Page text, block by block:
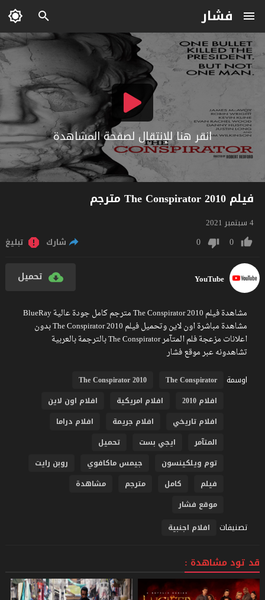
فشار
انقر هنا للإنتقال لصفحة المشاهدة
فيلم The Conspirator 2010 مترجم
4 سبتمبر 2021
0
0 شارك تبليغ
YouTube تحميل
مشاهدة فيلم The Conspirator 2010 مترجم كامل جودة عالية BlueRay
مشاهدة مباشرة اون لاين وتحميل فيلم The Conspirator 2010 بدون
اعلانات مزعجة فلم المتآمر The Conspirator بالترجمة بالعربية
تشاهدونه عبر موقع فشار
اوسمة
The Conspirator
The Conspirator 2010
افلام 2010
افلام امريكية
افلام اون لاين
افلام تاريخي
افلام جريمة
افلام دراما
المتآمر
ايجي بست
تحميل
توم ويلكينسون
جيمس ماكافوي
روبن رايت
فيلم
كامل مترجم
مشاهدة
موقع فشار
تصنيفات افلام اجنبية
قد تود مشاهدة :